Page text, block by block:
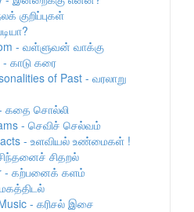
குறிப்புகள்
- வள்ளுவன் வாக்கு
காடு கரை
of Past - வரலாறு
- கதை சொல்லி
- செவிச் செல்வம்
- உளவியல் உண்மைகள் !
சிதறல்
- கற்பனைக் களம்
- கரிசல் இசை